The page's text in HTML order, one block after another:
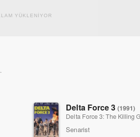
YÜKLENİYOR
Delta Force 3 (1991)
Delta Force 3: The Killing
Senarist